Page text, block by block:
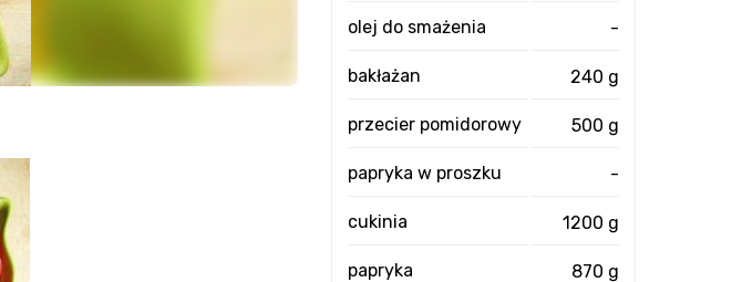
olej do smażenia -
bakłażan 240 g
przecier pomidorowy 500 g
papryka w proszku -
cukinia 1200 g
papryka 870 g